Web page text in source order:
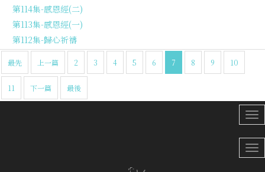
第114集-感恩經(二)
第113集-感恩經(一)
第112集-歸心祈禱
最先 上一篇 2 3 4 5 6 7 8 9 10
11 下一篇 最後